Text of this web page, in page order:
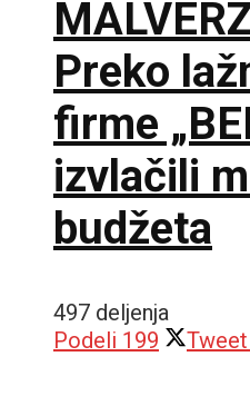
Preko
firme
izvlačili
budžeta
497 deljenja
Podeli 199 Tweet